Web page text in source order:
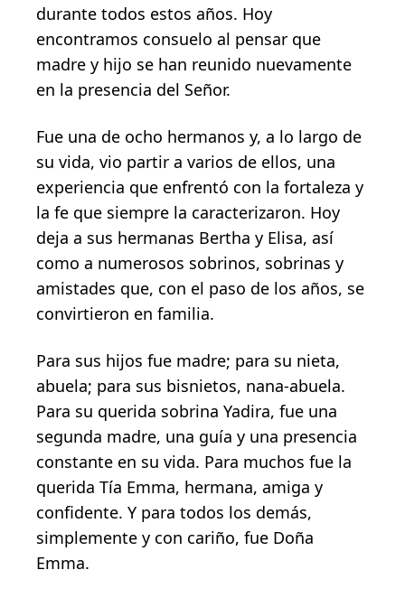
durante todos estos años. Hoy
encontramos consuelo al pensar que
madre y hijo se han reunido nuevamente
en la presencia del Señor.
Fue una de ocho hermanos y, a lo largo de
su vida, vio partir a varios de ellos, una
experiencia que enfrentó con la fortaleza y
la fe que siempre la caracterizaron. Hoy
deja a sus hermanas Bertha y Elisa, así
como a numerosos sobrinos, sobrinas y
amistades que, con el paso de los años, se
convirtieron en familia.
Para sus hijos fue madre; para su nieta,
abuela; para sus bisnietos, nana-abuela.
Para su querida sobrina Yadira, fue una
segunda madre, una guía y una presencia
constante en su vida. Para muchos fue la
querida Tía Emma, hermana, amiga y
confidente. Y para todos los demás,
simplemente y con cariño, fue Doña
Emma.